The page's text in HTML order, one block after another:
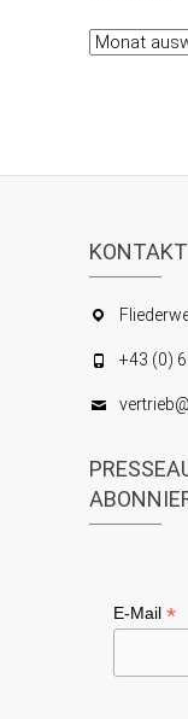
Archiv
KONTAKT
+43 (0)
E-Mail *